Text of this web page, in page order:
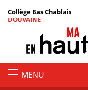
Menu de la rubrique
Contenu
Collège Bas Chablais
DOUVAINE
MENU